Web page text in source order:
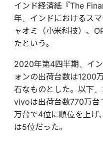
インド経済紙『The
年、インドにおけるス
ャオミ（小米科技）、
たという。
2020年第4四半期、イ
ォンの出荷台数は1200
石なものとした。以下
vivoは出荷台数770万台
万台で4位に順位を上げ
は5位だった。